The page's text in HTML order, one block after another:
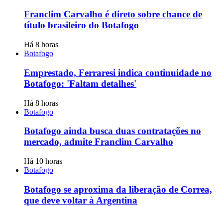
Franclim Carvalho é direto sobre chance de
título brasileiro do Botafogo
Há 8 horas
Botafogo
Emprestado, Ferraresi indica continuidade no
Botafogo: 'Faltam detalhes'
Há 8 horas
Botafogo
Botafogo ainda busca duas contratações no
mercado, admite Franclim Carvalho
Há 10 horas
Botafogo
Botafogo se aproxima da liberação de Correa,
que deve voltar à Argentina